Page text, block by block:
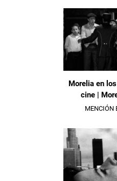
Morelia en
cine |
MENCIÓN